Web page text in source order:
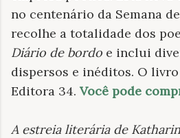
no centenário da Semana
recolhe a totalidade dos
Diário de bordo e inclui
dispersos e inéditos. O
Editora 34. Você pode
A estreia literária de